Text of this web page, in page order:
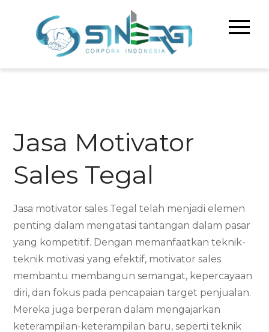
content
Jasa Motivator
Sales Tegal
Jasa motivator sales Tegal telah menjadi elemen
penting dalam mengatasi tantangan dalam pasar
yang kompetitif. Dengan memanfaatkan teknik-
teknik motivasi yang efektif, motivator sales
membantu membangun semangat, kepercayaan
diri, dan fokus pada pencapaian target penjualan.
Mereka juga berperan dalam mengajarkan
keterampilan-keterampilan baru, seperti teknik